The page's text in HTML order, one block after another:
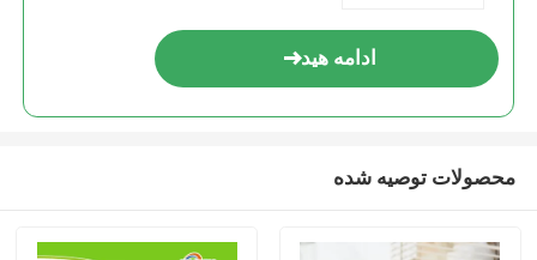
ادامه هید
محصولات توصیه شده